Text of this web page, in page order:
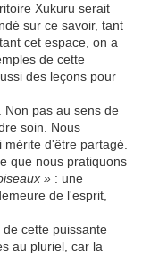
Xukuru serait
sur ce savoir, tant
cet espace, on a
de cette
des leçons pour
Non pas au sens de
soin. Nous
d'être partagé.
que nous pratiquons
» : une
de l'esprit,
cette puissante
au pluriel, car la